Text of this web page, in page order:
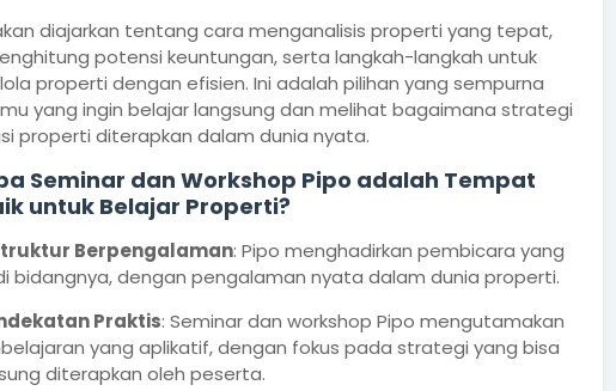
diajarkan tentang cara menganalisis properti yang tepat,
potensi keuntungan, serta langkah-langkah untuk
properti dengan efisien. Ini adalah pilihan yang sempurna
yang ingin belajar langsung dan melihat bagaimana strategi
properti diterapkan dalam dunia nyata.
Seminar dan Workshop Pipo adalah Tempat
untuk Belajar Properti?
Berpengalaman: Pipo menghadirkan pembicara yang
bidangnya, dengan pengalaman nyata dalam dunia properti.
Praktis: Seminar dan workshop Pipo mengutamakan
yang aplikatif, dengan fokus pada strategi yang bisa
diterapkan oleh peserta.